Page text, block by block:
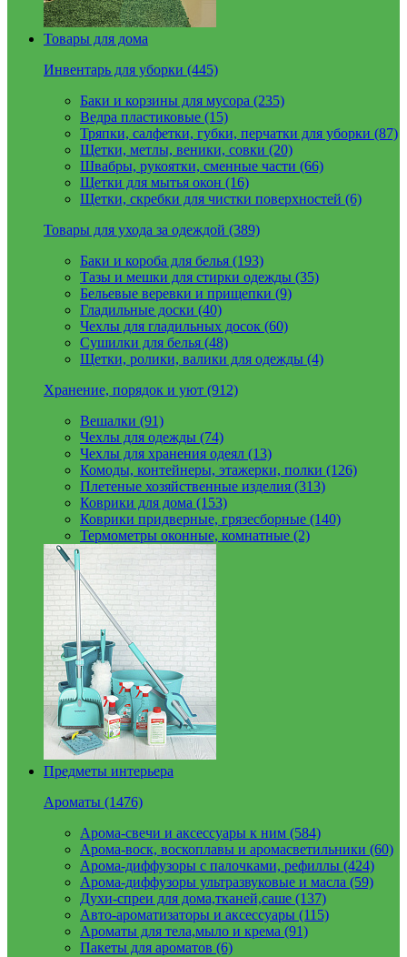
Товары для дома
Инвентарь для уборки (445)
Баки и корзины для мусора (235)
Ведра пластиковые (15)
Тряпки, салфетки, губки, перчатки для уборки (87)
Щетки, метлы, веники, совки (20)
Швабры, рукоятки, сменные части (66)
Щетки для мытья окон (16)
Щетки, скребки для чистки поверхностей (6)
Товары для ухода за одеждой (389)
Баки и короба для белья (193)
Тазы и мешки для стирки одежды (35)
Бельевые веревки и прищепки (9)
Гладильные доски (40)
Чехлы для гладильных досок (60)
Сушилки для белья (48)
Щетки, ролики, валики для одежды (4)
Хранение, порядок и уют (912)
Вешалки (91)
Чехлы для одежды (74)
Чехлы для хранения одеял (13)
Комоды, контейнеры, этажерки, полки (126)
Плетеные хозяйственные изделия (313)
Коврики для дома (153)
Коврики придверные, грязесборные (140)
Термометры оконные, комнатные (2)
Предметы интерьера
Ароматы (1476)
Арома-свечи и аксессуары к ним (584)
Арома-воск, воскоплавы и аромасветильники (60)
Арома-диффузоры с палочками, рефиллы (424)
Арома-диффузоры ультразвуковые и масла (59)
Духи-спреи для дома,тканей,саше (137)
Авто-ароматизаторы и аксессуары (115)
Ароматы для тела,мыло и крема (91)
Пакеты для ароматов (6)